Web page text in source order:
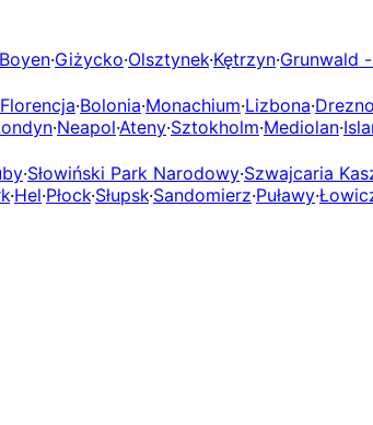
·Giżycko·Olsztynek·Kętrzyn·Grunwald
Florencja·Bolonia·Monachium·Lizbona·Drezno
·Neapol·Ateny·Sztokholm·Mediolan·
·Słowiński Park Narodowy·Szwajcaria
·Hel·Płock·Słupsk·Sandomierz·Puławy·